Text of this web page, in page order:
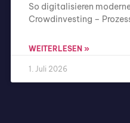
So digitalisieren
Crowdinvesting –
WEITERLESEN »
1. Juli 2026